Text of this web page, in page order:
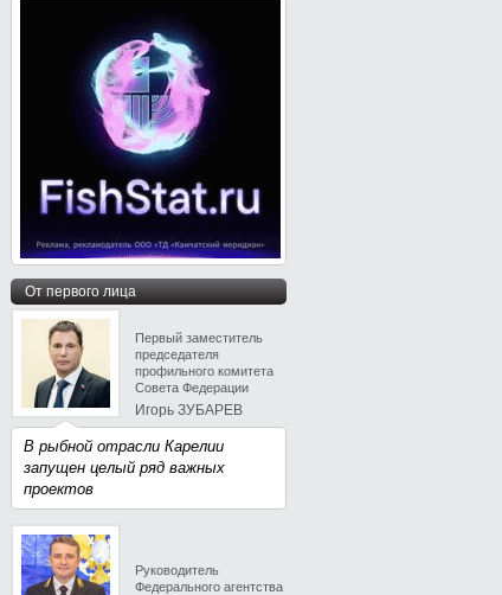
От первого лица
Первый заместитель
председателя
профильного комитета
Совета Федерации
Игорь ЗУБАРЕВ
В рыбной отрасли Карелии
запущен целый ряд важных
проектов
Руководитель
Федерального агентства